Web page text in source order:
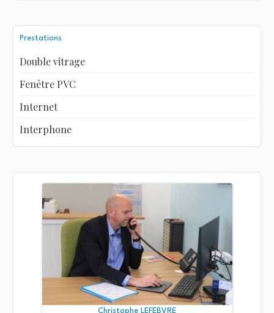
Prestations
Double vitrage
Fenêtre PVC
Internet
Interphone
Christophe LEFEBVRE